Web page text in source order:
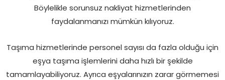
Böylelikle sorunsuz nakliyat hizmetlerinden
faydalanmanızı mümkün kılıyoruz.
Taşıma hizmetlerinde personel sayısı da fazla olduğu için
eşya taşıma işlemlerini daha hızlı bir şekilde
tamamlayabiliyoruz. Ayrıca eşyalarınızın zarar görmemesi